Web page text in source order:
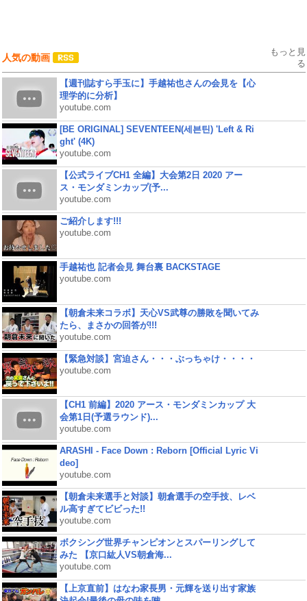
人気の動画
もっと見
る
【週刊誌すら手玉に】手越祐也さんの会見を【心
理学的に分析】
youtube.com
[BE ORIGINAL] SEVENTEEN(세븐틴) 'Left & Ri
ght' (4K)
youtube.com
【公式ライブCH1 全編】大会第2日 2020 アー
ス・モンダミンカップ(予...
youtube.com
ご紹介します!!!
youtube.com
手越祐也 記者会見 舞台裏 BACKSTAGE
youtube.com
【朝倉未来コラボ】天心VS武尊の勝敗を聞いてみ
たら、まさかの回答が!!!
youtube.com
【緊急対談】宮迫さん・・・ぶっちゃけ・・・・
youtube.com
【CH1 前編】2020 アース・モンダミンカップ 大
会第1日(予選ラウンド)...
youtube.com
ARASHI - Face Down : Reborn [Official Lyric Vi
deo]
youtube.com
【朝倉未来選手と対談】朝倉選手の空手技、レベ
ル高すぎてビビった!!
youtube.com
ボクシング世界チャンピオンとスパーリングして
みた 【京口紘人VS朝倉海...
youtube.com
【上京直前】はなわ家長男・元輝を送り出す家族